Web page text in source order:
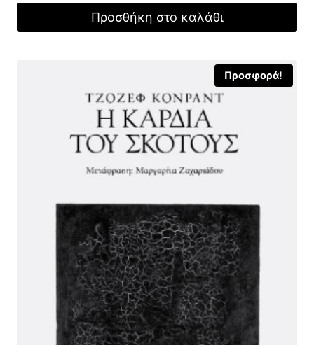
16,00 €.είναι:
Προσθήκη στο καλάθι
Προσφορά!